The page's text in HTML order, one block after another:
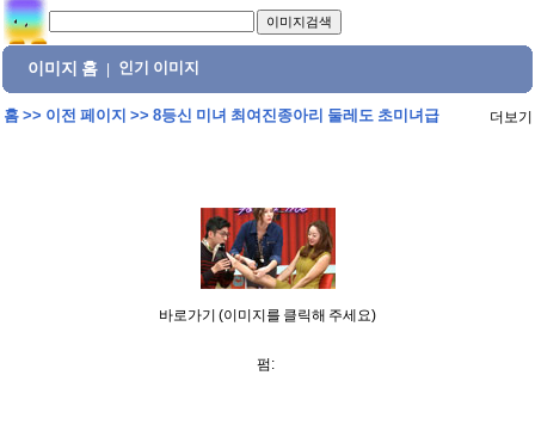
이미지 홈 인기 이미지
홈>> 이전 페이지 >> 8등신 미녀 최여진종아리 둘레도 초미녀급 더보기
바로가기 (이미지를 클릭해 주세요)
펌: